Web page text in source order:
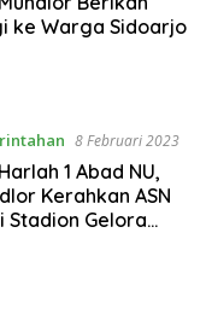
ke Warga Sidoarjo
8 Februari 2023
1 Abad NU,
Kerahkan ASN
Stadion Gelora